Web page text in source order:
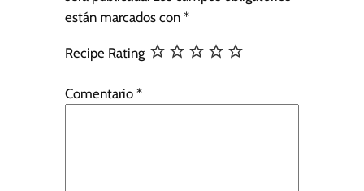
están marcados con *
Recipe Rating
Comentario *